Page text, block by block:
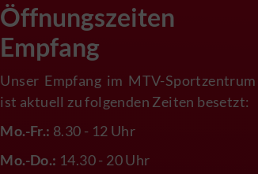
Öffnungszeiten
Empfang
Unser Empfang im MTV-Sportzentrum
ist aktuell zu folgenden Zeiten besetzt:
Mo.-Fr.: 8.30 - 12 Uhr
Mo.-Do.: 14.30 - 20 Uhr